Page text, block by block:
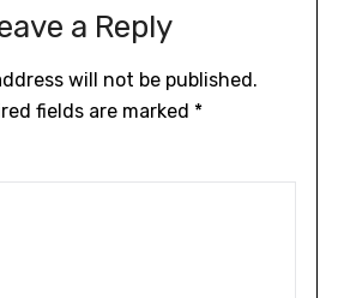
a Reply
will not be published.
fields are marked *